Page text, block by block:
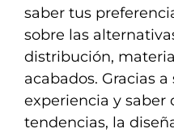
saber tus
sobre las
distribución,
acabados. Gracias
experiencia y saber
tendencias, la